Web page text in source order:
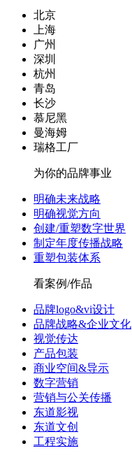
北京
上海
广州
深圳
杭州
青岛
长沙
慕尼黑
曼海姆
瑞格工厂
为你的品牌事业
明确未来战略
明确视觉方向
创建/重塑数字世界
制定年度传播战略
重塑包装体系
看案例/作品
品牌logo&vi设计
品牌战略&企业文化
视觉传达
产品包装
商业空间&导示
数字营销
营销与公关传播
东道影视
东道文创
工程实施